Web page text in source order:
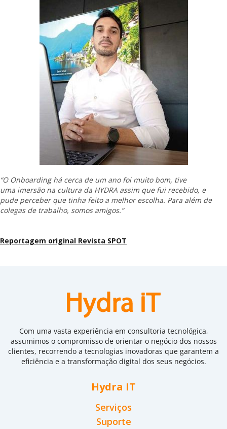
“O Onboarding há cerca de um ano foi muito bom, tive
uma imersão na cultura da HYDRA assim que fui recebido, e
pude perceber que tinha feito a melhor escolha. Para além de
colegas de trabalho, somos amigos.”
Reportagem original Revista SPOT
Com uma vasta experiência em consultoria tecnológica,
assumimos o compromisso de orientar o negócio dos nossos
clientes, recorrendo a tecnologias inovadoras que garantem a
eficiência e a transformação digital dos seus negócios.
Hydra IT
Serviços
Suporte